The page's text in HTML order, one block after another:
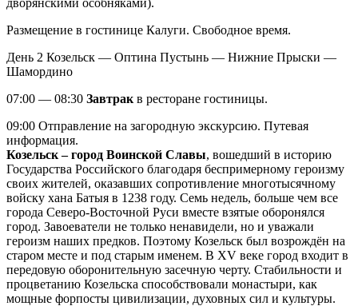
Размещение в гостинице Калуги. Свободное время.
День 2 Козельск — Оптина Пустынь — Нижние Прыски —
Шамордино
07:00 — 08:30 Завтрак в ресторане гостиницы.
09:00 Отправление на загородную экскурсию. Путевая
информация.
Козельск – город Воинской Славы, вошедший в историю
Государства Российского благодаря беспримерному героизму
своих жителей, оказавших сопротивление многотысячному
войску хана Батыя в 1238 году. Семь недель, больше чем все
города Северо-Восточной Руси вместе взятые оборонялся
город. Завоеватели не только ненавидели, но и уважали
героизм наших предков. Поэтому Козельск был возрождён на
старом месте и под старым именем. В XV веке город входит в
передовую оборонительную засечную черту. Стабильности и
процветанию Козельска способствовали монастыри, как
мощные форпосты цивилизации, духовных сил и культуры.